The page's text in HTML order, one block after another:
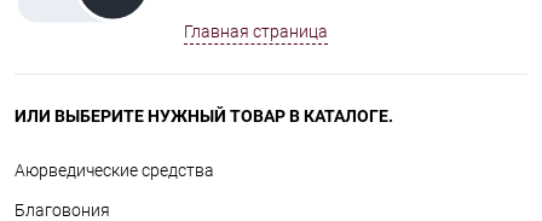
Главная страница
ИЛИ ВЫБЕРИТЕ НУЖНЫЙ ТОВАР В КАТАЛОГЕ.
Аюрведические средства
Благовония